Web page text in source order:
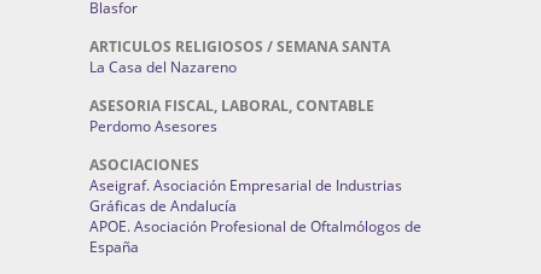
Blasfor
ARTICULOS RELIGIOSOS / SEMANA SANTA
La Casa del Nazareno
ASESORIA FISCAL, LABORAL, CONTABLE
Perdomo Asesores
ASOCIACIONES
Aseigraf. Asociación Empresarial de Industrias
Gráficas de Andalucía
APOE. Asociación Profesional de Oftalmólogos de
España